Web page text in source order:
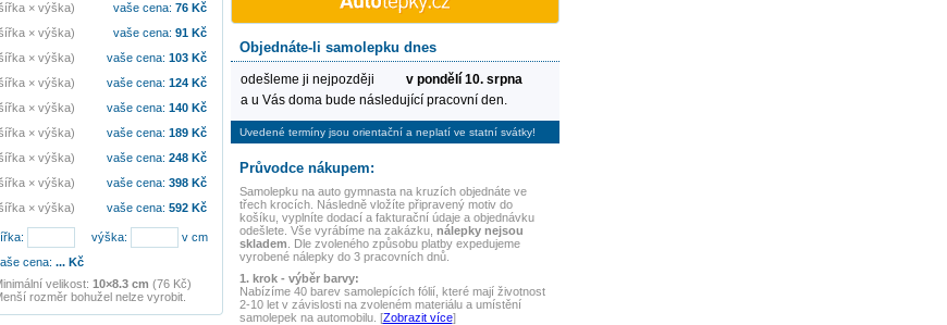
Objednáte-li samolepku dnes
odešleme ji nejpozději
v pondělí 10. srpna
a u Vás doma bude následující pracovní den.
Uvedené termíny jsou orientační a neplatí ve statní svátky!
Průvodce nákupem:
Samolepku na auto gymnasta na kruzíchobjednáte ve
třech krocích. Následně vložíte připravený motiv do
košíku, vyplníte dodací a fakturační údaje a objednávku
odešlete. Vše vyrábíme na zakázku, nálepky nejsou
skladem . Dle zvoleného způsobu platby expedujeme
vyrobené nálepky do 3 pracovních dnů.
1. krok - výběr barvy:
Nabízíme 40 barev samolepících fólií, které mají životnost
2-10 let v závislosti na zvoleném materiálu a umístění
samolepek na automobilu. [Zobrazit více]
× výška) vaše cena: 76Kč
× výška) vaše cena: 91Kč
× výška) vaše cena: 103Kč
× výška) vaše cena: 124Kč
× výška) vaše cena: 140Kč
× výška) vaše cena: 189Kč
× výška) vaše cena: 248Kč
× výška) vaše cena: 398Kč
× výška) vaše cena: 592Kč
výška:
v cm
cena: ...Kč
velikost: 10×8.3 cm (76 Kč)
rozměr bohužel nelze vyrobit.